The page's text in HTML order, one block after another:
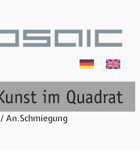
/ An.Schmiegung